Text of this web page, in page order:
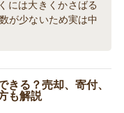
には大きくかさばる
が少ないため実は中
きる？売却、寄付、
も解説